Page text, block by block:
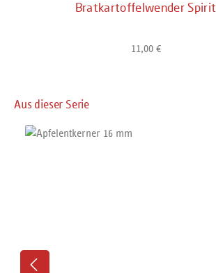
Bratkartoffelwender Spirit
Regulärer Preis:
11,00 €
Produktgalerie überspringen
Aus dieser Serie